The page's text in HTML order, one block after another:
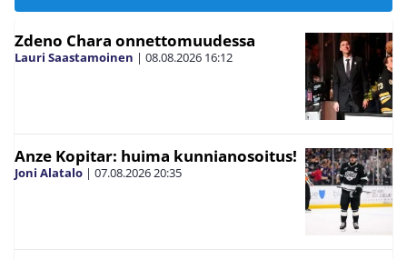
Zdeno Chara onnettomuudessa
Lauri Saastamoinen | 08.08.2026 16:12
Anze Kopitar: huima kunnianosoitus!
Joni Alatalo | 07.08.202620:35